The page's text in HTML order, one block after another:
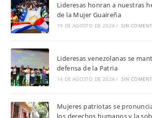
Lideresas honran a nuestras
de la Mujer Guaireña
19 DE AGOSTO DE 2024 / SIN
Lideresas venezolanas se
defensa de la Patria
14 DE AGOSTO DE 2024 / SIN
Mujeres patriotas se